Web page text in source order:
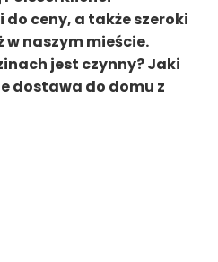
ceny, a także szeroki
naszym mieście.
jest czynny? Jaki
dostawa do domu z